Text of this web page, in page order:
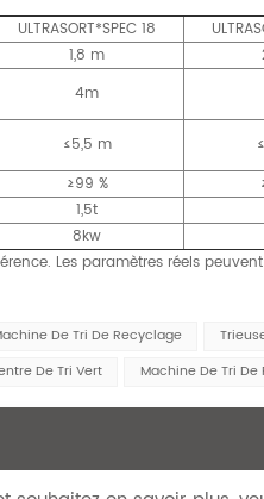
ULTRASORT*SPEC 18
1,8 m
4m
≤5,5 m
≥99 %
1,5t
8kw
Les paramètres réels
De Tri De Recyclage
De Tri Vert
Machine De Tri De